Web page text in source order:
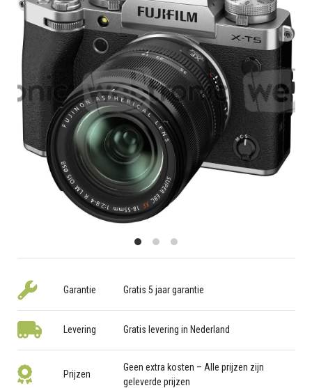
Garantie Gratis 5 jaar garantie
Levering Gratis levering in Nederland
Prijzen
Geen extra kosten – Alle prijzen zijn
geleverde prijzen